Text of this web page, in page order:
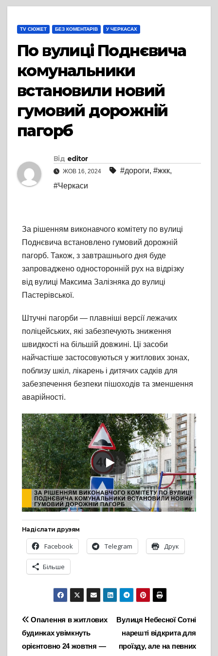
TV СЮЖЕТ БЕЗ КОМЕНТАРІВ У ЧЕРКАСАХ
По вулиці Поднєвича
комунальники
встановили новий
гумовий дорожній
пагорб
Від editor
ЖОВ 16, 2024 #дороги, #жкк,
#Черкаси
За рішенням виконавчого комітету по вулиці
Поднєвича встановлено гумовий дорожній
пагорб. Також, з завтрашнього дня буде
запроваджено односторонній рух на відрізку
від вулиці Максима Залізняка до вулиці
Пастерівської.
Штучні пагорби — плавніші версії лежачих
поліцейських, які забезпечують зниження
швидкості на більшій довжині. Ці засоби
найчастіше застосовуються у житлових зонах,
поблизу шкіл, лікарень і дитячих садків для
забезпечення безпеки пішоходів та зменшення
аварійності.
Надіслати друзям
Facebook Telegram Друк
Більше
Навігація
записів
Вулиця Небесної Cотні
нарешті відкрита для
проїзду, але на певних
Опалення в житлових
будинках увімкнуть
орієнтовно 24 жовтня —